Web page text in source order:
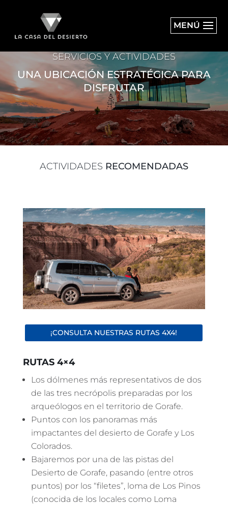
MENÚ
SERVICIOS Y ACTIVIDADES
UNA UBICACIÓN ESTRATÉGICA PARA
DISFRUTAR
ACTIVIDADES RECOMENDADAS
¡CONSULTA NUESTRAS RUTAS 4X4!
RUTAS 4×4
Los dólmenes más representativos de dos
de las tres necrópolis preparadas por los
arqueólogos en el territorio de Gorafe.
Puntos con los panoramas más
impactantes del desierto de Gorafe y Los
Colorados.
Bajaremos por una de las pistas del
Desierto de Gorafe, pasando (entre otros
puntos) por los “filetes”, loma de Los Pinos
(conocida de los locales como Loma